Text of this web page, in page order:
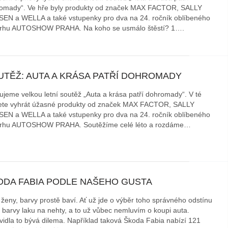
Ve hře byly produkty od značek MAX FACTOR, SALLY
a WELLA a také vstupenky pro dva na 24. ročník oblíbeného
AUTOSHOW PRAHA. Na koho se usmálo štěstí? 1….
AUTA A KRÁSA PATŘÍ DOHROMADY
velkou letní soutěž „Auta a krása patří dohromady“. V té
vyhrát úžasné produkty od značek MAX FACTOR, SALLY
a WELLA a také vstupenky pro dva na 24. ročník oblíbeného
AUTOSHOW PRAHA. Soutěžíme celé léto a rozdáme…
FABIA PODLE NAŠEHO GUSTA
barvy prostě baví. Ať už jde o výběr toho správného odstínu
barvy laku na nehty, a to už vůbec nemluvím o koupi auta.
to bývá dilema. Například taková Škoda Fabia nabízí 121
správného poutání
autosedačky
Zabavte děti na cestách